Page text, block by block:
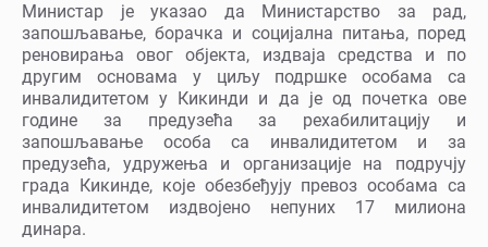
Министар је указао да Министарство за рад,
запошљавање, борачка и социјална питања, поред
реновирања овог објекта, издваја средства и по
другим основама у циљу подршке особама са
инвалидитетом у Кикинди и да је од почетка ове
године за предузећа за рехабилитацију и
запошљавање особа са инвалидитетом и за
предузећа, удружења и организације на подручју
града Кикинде, које обезбеђују превоз особама са
инвалидитетом издвојено непуних 17 милиона
динара.